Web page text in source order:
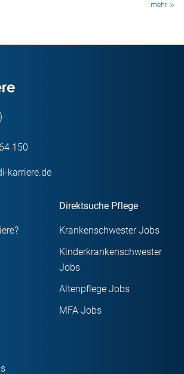
mehr
150
karriere.de
Direktsuche Pflege
Krankenschwester Jobs
Kinderkrankenschwester
Jobs
Altenpflege Jobs
MFA Jobs